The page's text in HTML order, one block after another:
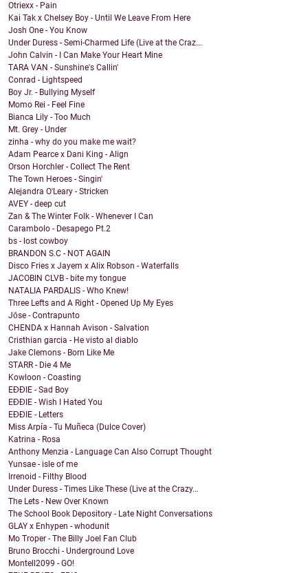
Otriexx - Pain
Kai Tak x Chelsey Boy - Until We Leave From Here
Josh One - You Know
Under Duress - Semi-Charmed Life (Live at the Craz...
John Calvin - I Can Make Your Heart Mine
TARA VAN - Sunshine's Callin'
Conrad - Lightspeed
Boy Jr. - Bullying Myself
Momo Rei - Feel Fine
Bianca Lily - Too Much
Mt. Grey - Under
zinha - why do you make me wait?
Adam Pearce x Dani King - Align
Orson Horchler - Collect The Rent
The Town Heroes - Singin'
Alejandra O'Leary - Stricken
AVEY - deep cut
Zan & The Winter Folk - Whenever I Can
Carambolo - Desapego Pt.2
bs - lost cowboy
BRANDON S.C - NOT AGAIN
Disco Fries x Jayem x Alix Robson - Waterfalls
JACOBIN CLVB - bite my tongue
NATALIA PARDALIS - Who Knew!
Three Lefts and A Right - Opened Up My Eyes
Jōse - Contrapunto
CHENDA x Hannah Avison - Salvation
Cristhian garcia - He visto al diablo
Jake Clemons - Born Like Me
STARR - Die 4 Me
Kowloon - Coasting
EĐĐIE - Sad Boy
EĐĐIE - Wish I Hated You
EĐĐIE - Letters
Miss Arpía - Tu Muñeca (Dulce Cover)
Katrina - Rosa
Anthony Menzia - Language Can Also Corrupt Thought
Yunsae - isle of me
Irrenoid - Filthy Blood
Under Duress - Times Like These (Live at the Crazy...
The Lets - New Over Known
The School Book Depository - Late Night Conversations
GLAY x Enhypen - whodunit
Mo Troper - The Billy Joel Fan Club
Bruno Brocchi - Underground Love
Montell2099 - GO!